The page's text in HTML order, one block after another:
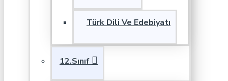
Türk Dili Ve Edebiyatı
12.Sınıf